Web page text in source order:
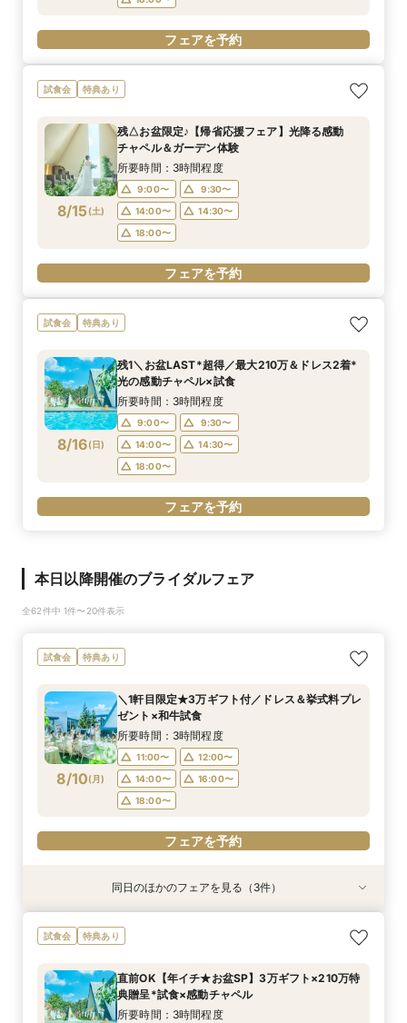
フェアを予約
試食会 特典あり
8/15(土)
残△お盆限定♪【帰省応援フェア】光降る感動
チャペル＆ガーデン体験
所要時間：3時間程度
9:00〜
9:30〜
14:00〜
14:30〜
18:00〜
フェアを予約
試食会 特典あり
8/16(日)
残1＼お盆LAST*超得／最大210万＆ドレス2着*
光の感動チャペル×試食
所要時間：3時間程度
9:00〜
9:30〜
14:00〜
14:30〜
18:00〜
フェアを予約
本日以降開催のブライダルフェア
全62件中 1件〜20件表示
試食会 特典あり
8/10(月)
＼1軒目限定★3万ギフト付／ドレス＆挙式料プレ
ゼント×和牛試食
所要時間：3時間程度
11:00〜
12:00〜
14:00〜
16:00〜
18:00〜
フェアを予約
特典あり
8/10(月)
【6名～30名の少人数婚】挙式＆会食Newプラ
ン誕生！無料試食付
11:00〜
12:00〜
14:00〜
16:00〜
8/10(月)
【60分で完結】即決営業ナシで安心！気軽によ
りみちツアー
12:00〜
13:00〜
15:00〜
16:00〜
8/10(月)
【タイパ重視！60分で完結◎】オンラインで会
場案内＆相談会
12:00〜
13:00〜
15:00〜
16:00〜
同日のほかのフェアを見る（3件）
試食会 特典あり
直前OK【年イチ★お盆SP】3万ギフト×210万特
典贈呈*試食×感動チャペル
所要時間：3時間程度